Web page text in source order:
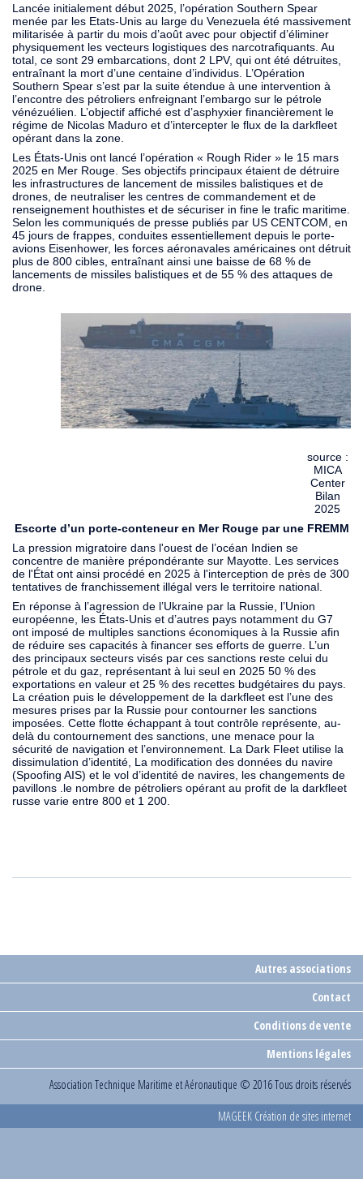
Lancée initialement début 2025, l’opération Southern Spear
menée par les Etats-Unis au large du Venezuela été massivement
militarisée à partir du mois d’août avec pour objectif d’éliminer
physiquement les vecteurs logistiques des narcotrafiquants. Au
total, ce sont 29 embarcations, dont 2 LPV, qui ont été détruites,
entraînant la mort d’une centaine d’individus. L’Opération
Southern Spear s’est par la suite étendue à une intervention à
l’encontre des pétroliers enfreignant l’embargo sur le pétrole
vénézuélien. L’objectif affiché est d’asphyxier financièrement le
régime de Nicolas Maduro et d’intercepter le flux de la darkfleet
opérant dans la zone.
Les États-Unis ont lancé l’opération « Rough Rider » le 15 mars
2025 en Mer Rouge. Ses objectifs principaux étaient de détruire
les infrastructures de lancement de missiles balistiques et de
drones, de neutraliser les centres de commandement et de
renseignement houthistes et de sécuriser in fine le trafic maritime.
Selon les communiqués de presse publiés par US CENTCOM, en
45 jours de frappes, conduites essentiellement depuis le porte-
avions Eisenhower, les forces aéronavales américaines ont détruit
plus de 800 cibles, entraînant ainsi une baisse de 68 % de
lancements de missiles balistiques et de 55 % des attaques de
drone.
source :
MICA
Center
Bilan
2025
Escorte d’un porte-conteneur en Mer Rouge par une FREMM
La pression migratoire dans l'ouest de l’océan Indien se
concentre de manière prépondérante sur Mayotte. Les services
de l'État ont ainsi procédé en 2025 à l'interception de près de 300
tentatives de franchissement illégal vers le territoire national.
En réponse à l’agression de l’Ukraine par la Russie, l’Union
européenne, les États-Unis et d’autres pays notamment du G7
ont imposé de multiples sanctions économiques à la Russie afin
de réduire ses capacités à financer ses efforts de guerre. L’un
des principaux secteurs visés par ces sanctions reste celui du
pétrole et du gaz, représentant à lui seul en 2025 50 % des
exportations en valeur et 25 % des recettes budgétaires du pays.
La création puis le développement de la darkfleet est l’une des
mesures prises par la Russie pour contourner les sanctions
imposées. Cette flotte échappant à tout contrôle représente, au-
delà du contournement des sanctions, une menace pour la
sécurité de navigation et l’environnement. La Dark Fleet utilise la
dissimulation d’identité, La modification des données du navire
(Spoofing AIS) et le vol d’identité de navires, les changements de
pavillons .le nombre de pétroliers opérant au profit de la darkfleet
russe varie entre 800 et 1 200.
Autres associations
Contact
Conditions de vente
Mentions légales
Association Technique Maritime et Aéronautique © 2016 Tous droits réservés
MAGEEK Création de sites internet